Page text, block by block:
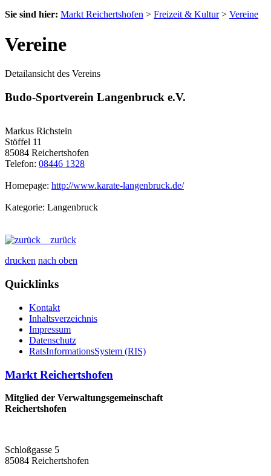
Sie sind hier: Markt Reichertshofen > Freizeit & Kultur> Vereine
Vereine
Detailansicht des Vereins
Budo-Sportverein Langenbruck e.V.
Markus Richstein
Stöffel 11
85084 Reichertshofen
Telefon: 08446 1328
Homepage: http://www.karate-langenbruck.de/
Kategorie: Langenbruck
zurück
drucken nach oben
Quicklinks
Kontakt
Inhaltsverzeichnis
Impressum
Datenschutz
RatsInformationsSystem (RIS)
Markt Reichertshofen
Mitglied der Verwaltungsgemeinschaft
Reichertshofen
Schloßgasse 5
85084 Reichertshofen